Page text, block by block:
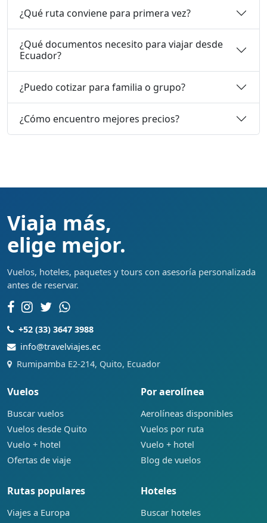
¿Qué ruta conviene para primera vez?
¿Qué documentos necesito para viajar desde
Ecuador?
¿Puedo cotizar para familia o grupo?
¿Cómo encuentro mejores precios?
Viaja más,
elige mejor.
Vuelos, hoteles, paquetes y tours con asesoría personalizada
antes de reservar.
+52 (33) 3647 3988
info@travelviajes.ec
Rumipamba E2-214, Quito, Ecuador
Vuelos
Buscar vuelos
Vuelos desde Quito
Vuelo + hotel
Ofertas de viaje
Por aerolínea
Aerolíneas disponibles
Vuelos por ruta
Vuelo + hotel
Blog de vuelos
Rutas populares
Viajes a Europa
Hoteles
Buscar hoteles